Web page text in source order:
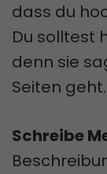
dass du
Du solltest
denn sie
Seiten geht.
Schreibe